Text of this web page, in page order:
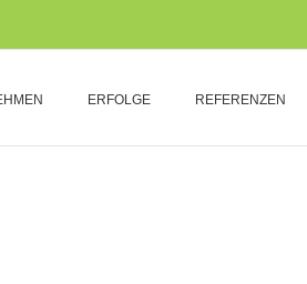
ERFOLGE REFERENZEN